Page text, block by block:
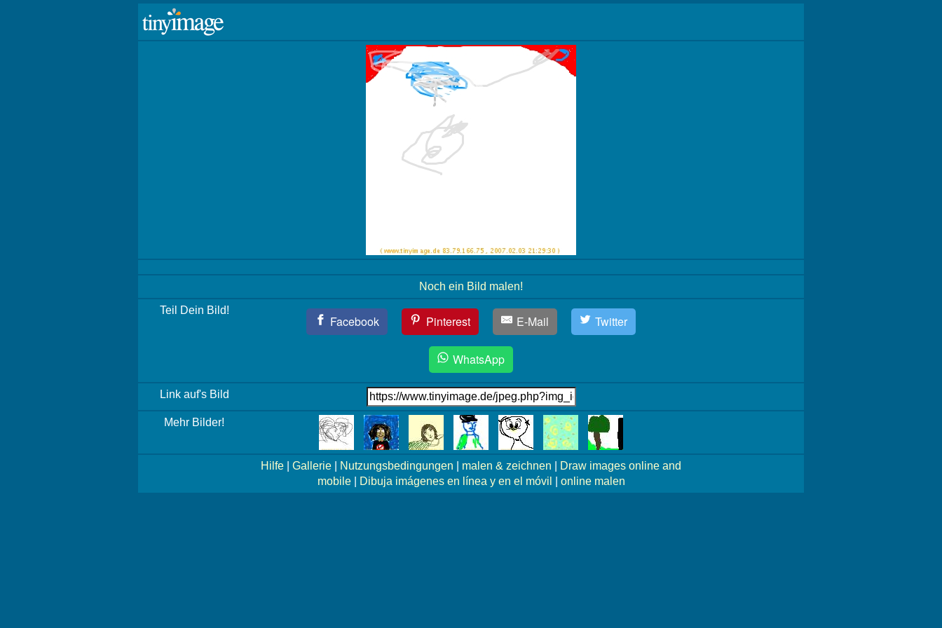
Noch ein Bild malen!
Teil Dein Bild!
Facebook Pinterest E-Mail Twitter
WhatsApp
Link auf's Bild
Mehr Bilder!
Hilfe Gallerie Nutzungsbedingungen malen & zeichnen
Draw images online and
mobile| Dibuja imágenes en línea y en el móvil online malen